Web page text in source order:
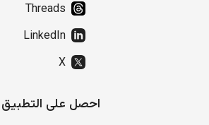
Threads
LinkedIn
X
احصل على التطبيق